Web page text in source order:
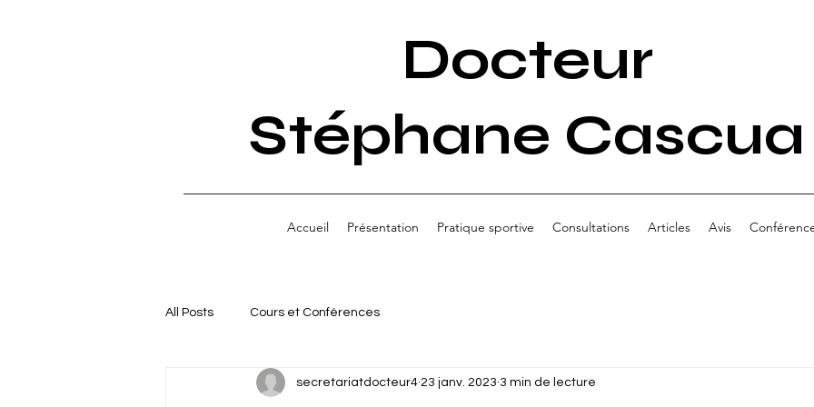
Docteur
Stéphane Cascua
Accueil Présentation Pratique sportive Consultations Articles Avis
All Posts Cours et Conférences
secretariatdocteur4 23 janv. 2023 3 min de lecture